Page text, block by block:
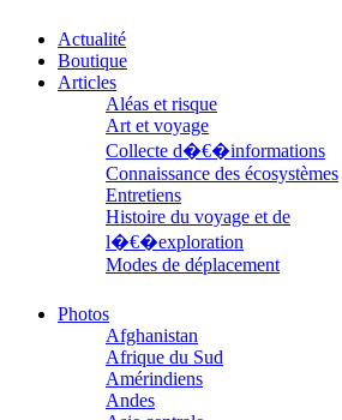
Dedet Christian
Degoul Franck
Delaunay Matthieu
Deledicque Sébastien
Delloye Bernard
Delloye Mélanie
Descave Nicolas
Desprez Élise
Desprez Léopoldine
Devouassoux Philippe
Dubois-Tartacap Nicole
Ducret Nicolas
Dunbar Géraldine
Edwards Richard
Figueras Raymond
Fisset Émeric
Fisset Christine
Actualité
Boutique
Articles
Aléas et risque
Art et voyage
Collecte d�€�informations
Connaissance des écosystèmes
Entretiens
Histoire du voyage et de
l�€�exploration
Modes de déplacement
Parcours choisis
Patrimoine
Petite ethnographie
Portraits
Questions de survie
Réflexions
Photos
Afghanistan
Afrique du Sud
Amérindiens
Andes